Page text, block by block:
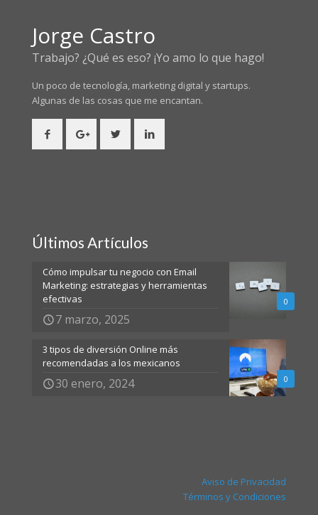
Jorge Castro
Trabajo? ¿Qué es eso? ¡Yo amo lo que hago!
Un poco de tecnología, marketing digital y startups.
Algunas de las cosas que me encantan.
Últimos Artículos
0
Cómo impulsar tu negocio con Email
Marketing: estrategias y herramientas
efectivas
7 marzo, 2025
0
3 tipos de diversión Online más
recomendadas a los mexicanos
30 enero, 2024
Aviso de Privacidad
Términos y Condiciones